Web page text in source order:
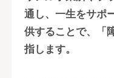
通し、一生をサポ
供することで、「
指します。